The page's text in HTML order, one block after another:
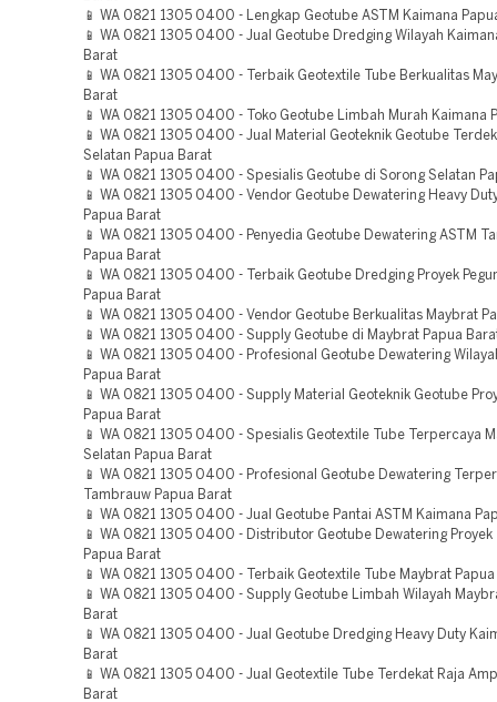
📱 WA 0821 1305 0400 - Lengkap Geotube ASTM Kaimana
📱 WA 0821 1305 0400 - Jual Geotube Dredging Wilayah
Barat
📱 WA 0821 1305 0400 - Terbaik Geotextile Tube Berkualitas
Barat
📱 WA 0821 1305 0400 - Toko Geotube Limbah Murah Kaimana
📱 WA 0821 1305 0400 - Jual Material Geoteknik Geotube
Selatan Papua Barat
📱 WA 0821 1305 0400 - Spesialis Geotube di Sorong Selatan
📱 WA 0821 1305 0400 - Vendor Geotube Dewatering Heavy
Papua Barat
📱 WA 0821 1305 0400 - Penyedia Geotube Dewatering ASTM
Papua Barat
📱 WA 0821 1305 0400 - Terbaik Geotube Dredging Proyek
Papua Barat
📱 WA 0821 1305 0400 - Vendor Geotube Berkualitas Maybrat
📱 WA 0821 1305 0400 - Supply Geotube di Maybrat Papua
📱 WA 0821 1305 0400 - Profesional Geotube Dewatering
Papua Barat
📱 WA 0821 1305 0400 - Supply Material Geoteknik Geotube
Papua Barat
📱 WA 0821 1305 0400 - Spesialis Geotextile Tube Terpercaya
Selatan Papua Barat
📱 WA 0821 1305 0400 - Profesional Geotube Dewatering
Tambrauw Papua Barat
📱 WA 0821 1305 0400 - Jual Geotube Pantai ASTM Kaimana
📱 WA 0821 1305 0400 - Distributor Geotube Dewatering Proyek
Papua Barat
📱 WA 0821 1305 0400 - Terbaik Geotextile Tube Maybrat
📱 WA 0821 1305 0400 - Supply Geotube Limbah Wilayah
Barat
📱 WA 0821 1305 0400 - Jual Geotube Dredging Heavy Duty
Barat
📱 WA 0821 1305 0400 - Jual Geotextile Tube Terdekat Raja
Barat